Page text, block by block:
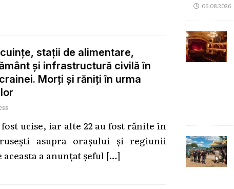
stații de alimentare,
și infrastructură civilă în
Morți și răniți în urma
ucise, iar alte 22 au fost rănite în
asupra orașului și regiunii
a anunțat șeful […]
06.08.2026